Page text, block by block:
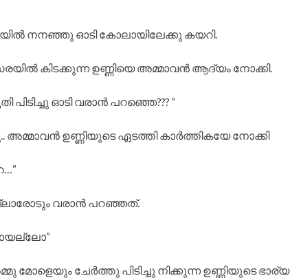
നനഞ്ഞു ഓടി കോലായിലേക്കു കയറി.
കിടക്കുന്ന ഉണ്ണിയെ അമ്മാവൻ ആദ്യം നോക്കി.
പിടിച്ചു ഓടി വരാൻ പറഞ്ഞെ??? ”
അമ്മാവൻ ഉണ്ണിയുടെ ഏടത്തി കാർത്തികയേ നോക്കി
വരാൻ പറഞ്ഞത്.
മോളെയും ചേർത്തു പിടിച്ചു നിക്കുന്ന ഉണ്ണിയുടെ ഭാര്യ